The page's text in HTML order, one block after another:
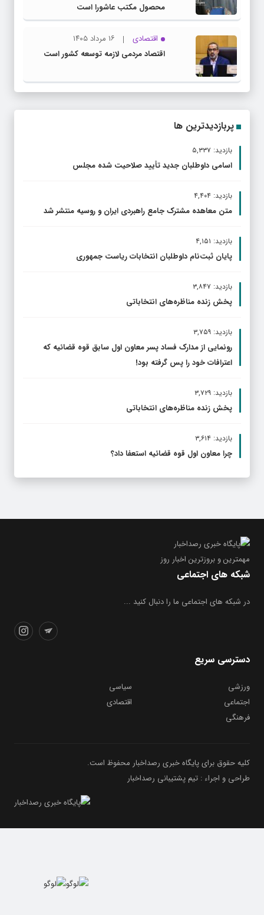
محصول مکتب عاشورا است
اقتصادی
۱۶ مرداد ۱۴۰۵
اقتصاد مردمی لازمه توسعه کشور است
پربازدیدترین ها
بازدید: ۵,۳۳۷
اسامی داوطلبان جدید تأیید صلاحیت شده مجلس
بازدید: ۴,۴۰۴
متن معاهده مشترک جامع راهبردی ایران و روسیه منتشر شد
بازدید: ۴,۱۵۱
پایان ثبت‌نام داوطلبان انتخابات ریاست جمهوری
بازدید: ۳,۸۴۷
پخش زنده مناظره‌های انتخاباتی
بازدید: ۳,۷۵۹
رونمایی از مدارک فساد پسر معاون اول سابق قوه قضائیه که
اعترافات خود را پس گرفته بود!
بازدید: ۳,۷۲۹
پخش زنده مناظره‌های انتخاباتی
بازدید: ۳,۶۱۴
چرا معاون اول قوه قضائیه استعفا داد؟
مهمترین و بروز‌ترین اخبار روز
شبکه های اجتماعی
در شبکه های اجتماعی ما را دنبال کنید ...
دسترسی سریع
ورزشی
سیاسی
اجتماعی
اقتصادی
فرهنگی
کلیه حقوق برای پایگاه خبری رصداخبار محفوظ است.
طراحی و اجراء : تیم پشتیبانی رصداخبار